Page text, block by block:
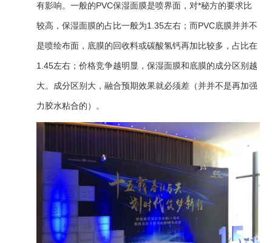
有影响。一般的PVC保湿面膜是喷界面，对*秘方的要求比
较高，保湿面膜的占比一般为1.35左右；而PVC底膜并并不
是喷绘布面，底膜的回收料或碳酸氢钙再加比较多，占比在
1.45左右；价格竞争越明显，保湿面膜和底膜的成分区别越
大。成分区别大，融合预期效果就必须差（并并不是再加强
力胶水粘合的）。